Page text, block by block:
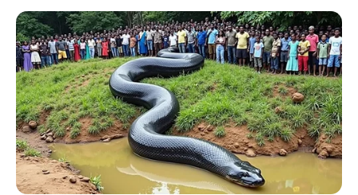
Tinggi: 142 cm
Berat: 45 kg
Golongan Darah: –
Warna Rambut: Hitam
Warna Mata: Coklat
Warna Kulit: –
Ukuran Tubuh: 28-24-33 (Dada 28, Pinggang 24, dan Pinggul